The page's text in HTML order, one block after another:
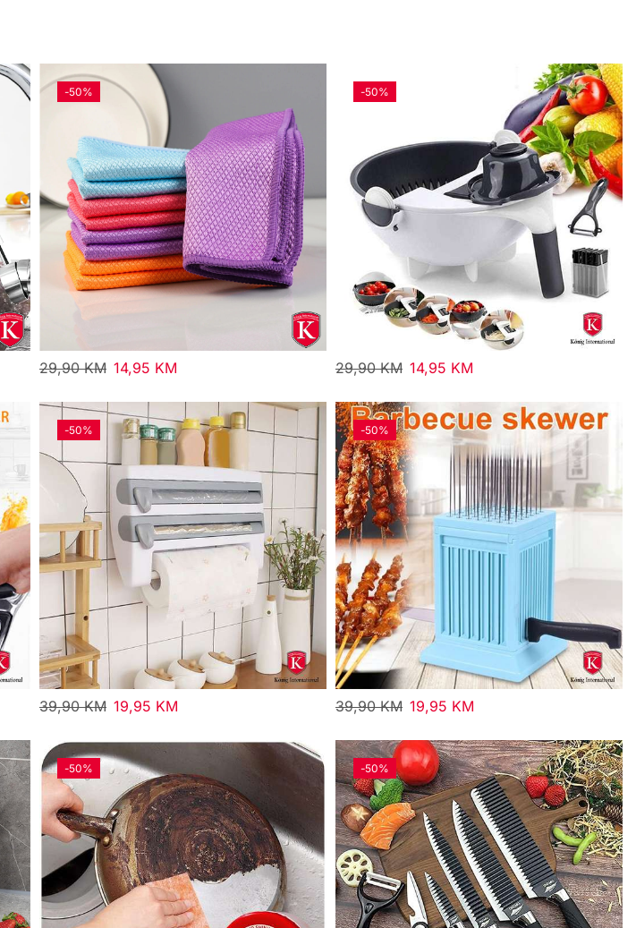
-50%
29,90KM 14,95 KM
-50%
29,90KM 14,95 KM
-50%
39,90KM 19,95 KM
-50%
39,90KM 19,95 KM
-50% -50%